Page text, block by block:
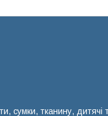
сумки, тканину,